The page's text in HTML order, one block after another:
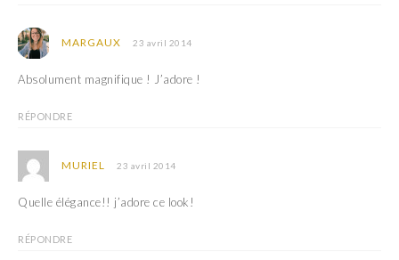
MARGAUX 23 avril 2014
Absolument magnifique ! J’adore !
RÉPONDRE
MURIEL 23 avril 2014
Quelle élégance!! j’adore ce look!
RÉPONDRE